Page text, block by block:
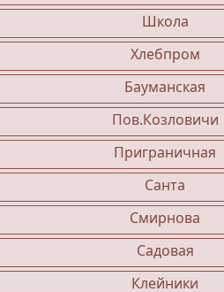
Школа
Хлебпром
Бауманская
Пов.Козловичи
Приграничная
Санта
Смирнова
Садовая
Клейники